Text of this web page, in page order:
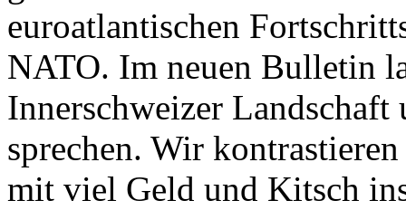
euroatlantischen
NATO. Im neuen Bulletin
Innerschweizer
sprechen. Wir
mit viel Geld und Kitsch